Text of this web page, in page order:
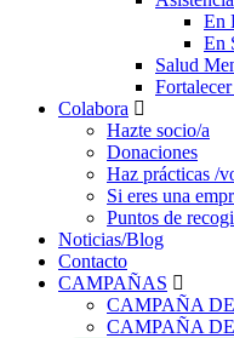
En
En
Salud
Colabora
Hazte socio/a
Donaciones
Haz prácticas /
Si eres una
Puntos de
Noticias/Blog
Contacto
CAMPAÑAS
CAMPAÑA
CAMPAÑA